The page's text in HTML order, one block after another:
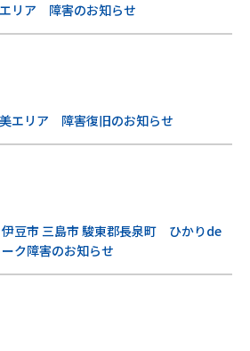
動画配信
料金案内
よくあるご質問
エリア 障害のお知らせ
美エリア 障害復旧のお知らせ
伊豆市 三島市 駿東郡長泉町 ひかりde
ク障害のお知らせ